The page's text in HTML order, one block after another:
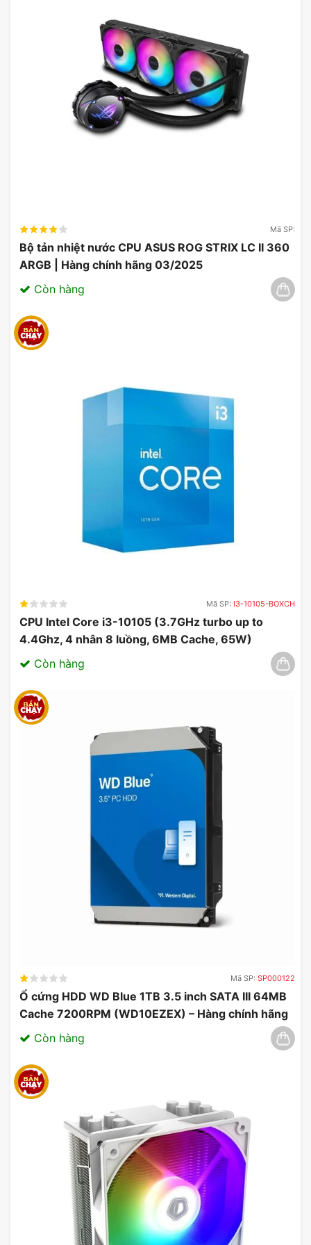
Tản Nhiệt Hiệu Quả
Card đồ họa MSI GeForce 4060 Ventus 2X Black
được trang bị hệ thống tản nhiệt tiên tiến với hai
quạt lớn, giúp duy trì nhiệt độ thấp ngay cả trong
mái cho người dùng trong suốt quá trình sử dụng.
Khả Năng Chơi Game Mượt Mà
Với xung nhịp tối đa lên đến 2680 MHz và 4352
CUDA Cores, MSI GeForce RTX 4060 Ventus 2X
Black 8G OC có thể xử lý mượt mà tất cả các tựa
game hiện nay ở độ phân giải 1080p và 1440p.
Card MSI hỗ trợ DLSS giúp tăng tốc độ khung hình
mà không làm giảm chất lượng hình ảnh, mang lại
trải nghiệm chơi game tối ưu nhất.
Hỗ Trợ Công Nghệ AI
Các công nghệ AI tích hợp như NVIDIA DLSS và
Reflex giúp cải thiện hiệu suất và giảm độ trễ,
mang lại lợi thế cạnh tranh trong các trận đấu.
Công nghệ AI giúp game thủ tận dụng tối đa sức
mạnh của card đồ họa MSI GeForce 4060 Ventus
2X Black để nâng cao kỹ năng chơi game của
Thiết Kế đẹp mắt & Bền Bỉ
Card màn hình MSI GeForce RTX 4060 Ventus 2X
Black 8G OC không chỉ mạnh mẽ mà còn có thiết
kế tinh tế với màu đen sang trọng.
Vỏ bọc chắc chắn giúp bảo vệ linh kiện bên trong
khỏi bụi bẩn và va đập, đảm bảo độ bền trong quá
Mã SP:
Bộ tản nhiệt nước CPU ASUS ROG STRIX LC II 360
ARGB | Hàng chính hãng 03/2025
Còn hàng
Mã SP: I3-10105-BOXCH
CPU Intel Core i3-10105 (3.7GHz turbo up to
4.4Ghz, 4 nhân 8 luồng, 6MB Cache, 65W)
03/2025
Còn hàng
Mã SP: SP000122
Ổ cứng HDD WD Blue 1TB 3.5 inch SATA III 64MB
Cache 7200RPM (WD10EZEX) – Hàng chính hãng
03/2025
Còn hàng